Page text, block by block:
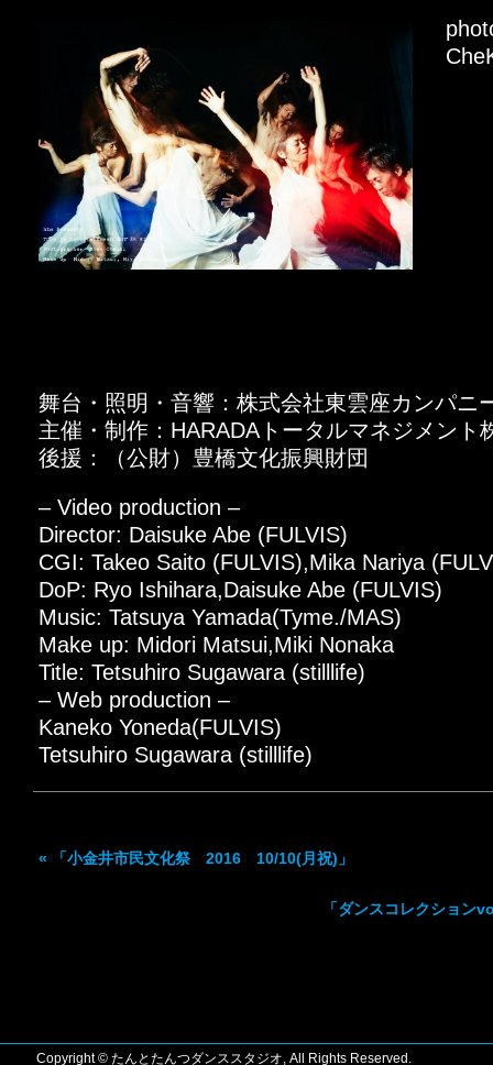
舞台・照明・音響：株式会社東雲座カンパニ
主催・制作：HARADAトータルマネジメント
後援：（公財）豊橋文化振興財団
– Video production –
Director: Daisuke Abe (FULVIS)
CGI: Takeo Saito (FULVIS),Mika Nariya
DoP: Ryo Ishihara,Daisuke Abe (FULVIS)
Music: Tatsuya Yamada(Tyme./MAS)
Make up: Midori Matsui,Miki Nonaka
Title: Tetsuhiro Sugawara (stilllife)
– Web production –
Kaneko Yoneda(FULVIS)
Tetsuhiro Sugawara (stilllife)
« 「小金井市民文化祭 2016 10/10(月祝)」
「ダンスコレクショ
Copyright © たんとたんつダンススタジオ, All Rights Reserved.